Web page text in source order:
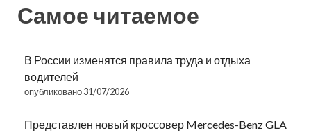
Самое читаемое
В России изменятся правила труда и отдыха
водителей
опубликовано 31/07/2026
Представлен новый кроссовер Mercedes-Benz GLA